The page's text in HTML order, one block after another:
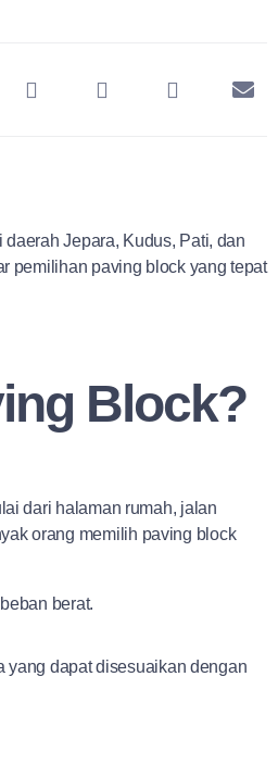
Jepara, Kudus, Pati, dan
pemilihan paving block yang tepat
Block?
dari halaman rumah, jalan
orang memilih paving block
berat.
yang dapat disesuaikan dengan